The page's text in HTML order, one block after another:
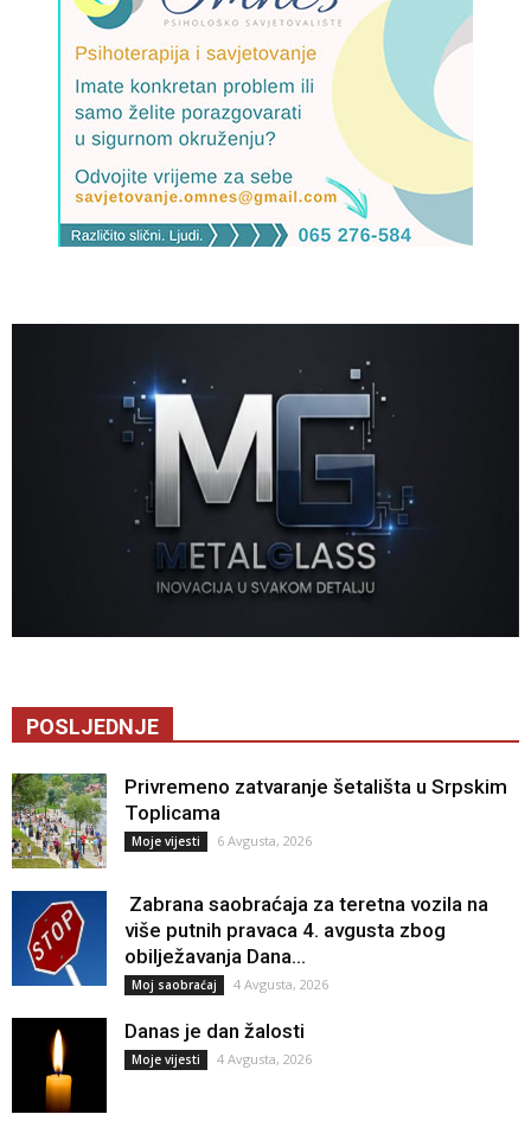
POSLJEDNJE
Privremeno zatvaranje šetališta u Srpskim
Toplicama
Moje vijesti 6 Avgusta, 2026
Zabrana saobraćaja za teretna vozila na
više putnih pravaca 4. avgusta zbog
obilježavanja Dana...
Moj saobraćaj 4 Avgusta, 2026
Danas je dan žalosti
Moje vijesti 4 Avgusta, 2026